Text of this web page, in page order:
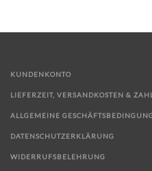
KUNDENKONTO
LIEFERZEIT, VERSANDKOSTEN &
ALLGEMEINE
DATENSCHUTZERKLÄRUNG
WIDERRUFSBELEHRUNG